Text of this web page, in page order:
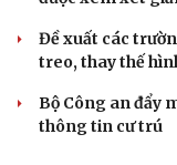
Bê bối thi THPT
sinh thi thật,